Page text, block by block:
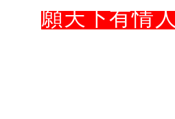
願天下有情